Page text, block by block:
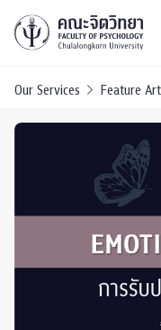
Our Services Feature